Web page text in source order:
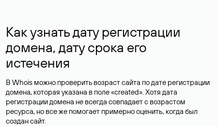
Как узнать дату регистрации
домена, дату срока его
истечения
В Whois можно проверить возраст сайта по дате регистрации
домена, которая указана в поле «created». Хотя дата
регистрации домена не всегда совпадает с возрастом
ресурса, но все же помогает примерно оценить, когда был
создан сайт.